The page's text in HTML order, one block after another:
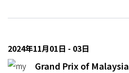
2024年11月01日 - 03日
Grand Prix of Malaysia